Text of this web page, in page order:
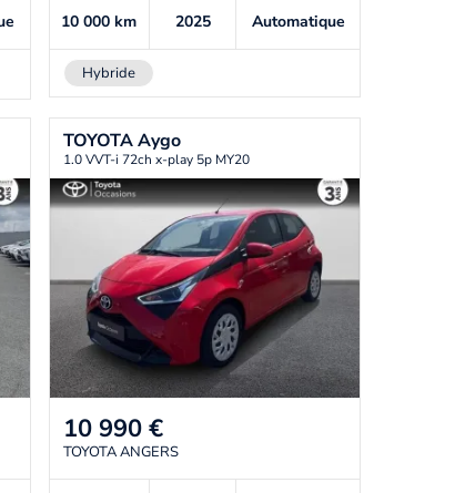
10 000km 2025 Automatique
Hybride
TOYOTAAygo
1.0 VVT-i 72ch x-play 5p MY20
10 990 €
TOYOTA ANGERS